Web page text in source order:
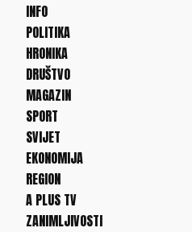
INFO
POLITIKA
HRONIKA
DRUŠTVO
MAGAZIN
SPORT
SVIJET
EKONOMIJA
REGION
A PLUS TV
ZANIMLJIVOSTI